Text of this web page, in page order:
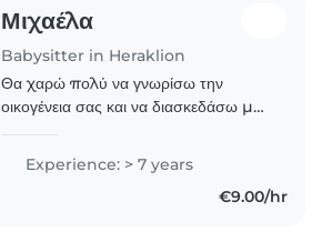
Μιχαέλα
Babysitter in Heraklion
Θα χαρώ πολύ να γνωρίσω την
οικογένεια σας και να διασκεδάσω με
αγάπη , στοργή και κατανόηση .
Experience: > 7 years
€9.00/hr